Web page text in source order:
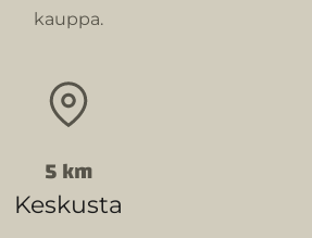
kauppa.
5 km
Keskusta